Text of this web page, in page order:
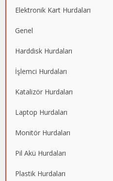
Elektronik Kart Hurdaları
Genel
Harddisk Hurdaları
İşlemci Hurdaları
Katalizör Hurdaları
Laptop Hurdaları
Monitör Hurdaları
Pil Akü Hurdaları
Plastik Hurdaları